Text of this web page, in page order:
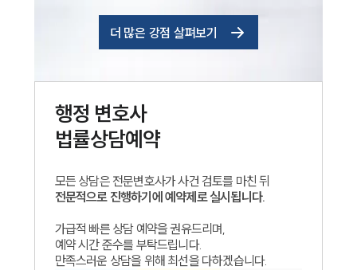
더 많은 강점 살펴보기
행정 변호사
법률상담예약
모든 상담은 전문변호사가 사건 검토를 마친 뒤
전문적으로 진행하기에 예약제로 실시됩니다.
가급적 빠른 상담 예약을 권유드리며,
예약 시간 준수를 부탁드립니다.
만족스러운 상담을 위해 최선을 다하겠습니다.